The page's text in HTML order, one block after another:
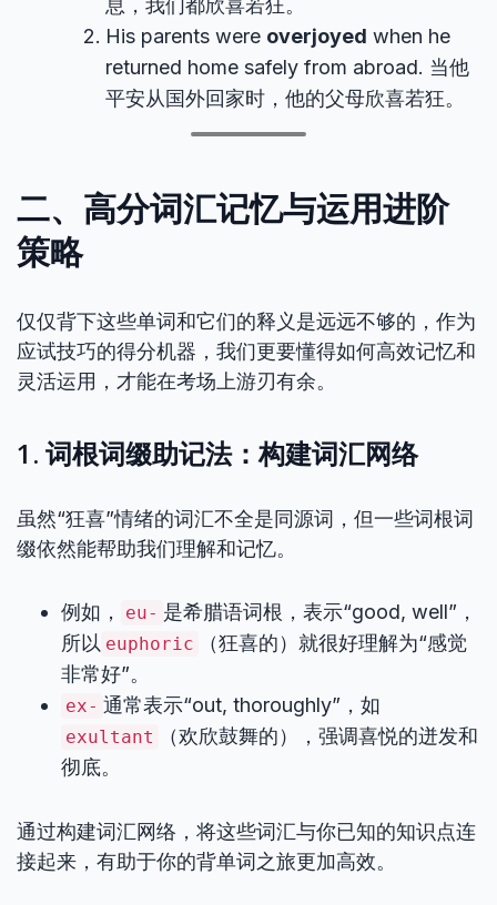
息，我们都欣喜若狂。
His parents were overjoyed when he
returned home safely from abroad. 当他
平安从国外回家时，他的父母欣喜若狂。
二、高分词汇记忆与运用进阶
策略
仅仅背下这些单词和它们的释义是远远不够的，作为
应试技巧的得分机器，我们更要懂得如何高效记忆和
灵活运用，才能在考场上游刃有余。
1. 词根词缀助记法：构建词汇网络
虽然“狂喜”情绪的词汇不全是同源词，但一些词根词
缀依然能帮助我们理解和记忆。
例如， eu- 是希腊语词根，表示“good, well”，
所以 euphoric
（狂喜的）就很好理解为“感觉
非常好”。
ex- 通常表示“out, thoroughly”，如
exultant
（欢欣鼓舞的），强调喜悦的迸发和
彻底。
通过构建词汇网络，将这些词汇与你已知的知识点连
接起来，有助于你的背单词之旅更加高效。